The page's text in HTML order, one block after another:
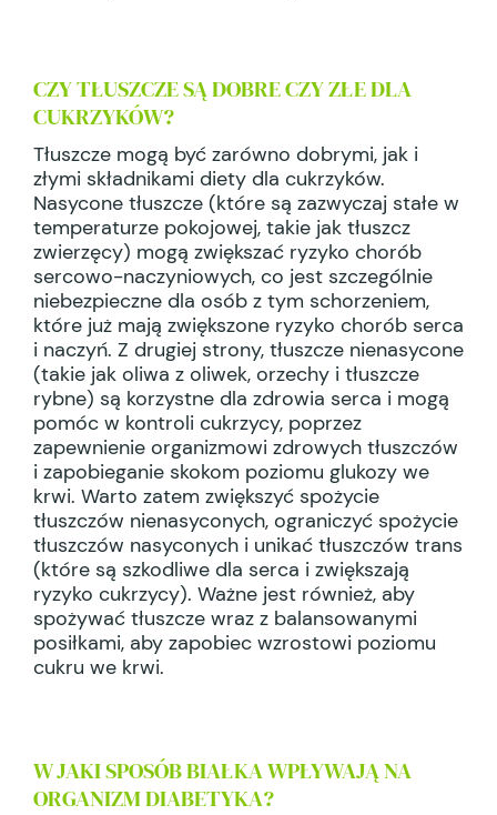
CZY TŁUSZCZE SĄ DOBRE CZY ZŁE DLA
CUKRZYKÓW?
Tłuszcze mogą być zarówno dobrymi, jak i
złymi składnikami diety dla cukrzyków.
Nasycone tłuszcze (które są zazwyczaj stałe w
temperaturze pokojowej, takie jak tłuszcz
zwierzęcy) mogą zwiększać ryzyko chorób
sercowo-naczyniowych, co jest szczególnie
niebezpieczne dla osób z tym schorzeniem,
które już mają zwiększone ryzyko chorób serca
i naczyń. Z drugiej strony, tłuszcze nienasycone
(takie jak oliwa z oliwek, orzechy i tłuszcze
rybne) są korzystne dla zdrowia serca i mogą
pomóc w kontroli cukrzycy, poprzez
zapewnienie organizmowi zdrowych tłuszczów
i zapobieganie skokom poziomu glukozy we
krwi. Warto zatem zwiększyć spożycie
tłuszczów nienasyconych, ograniczyć spożycie
tłuszczów nasyconych i unikać tłuszczów trans
(które są szkodliwe dla serca i zwiększają
ryzyko cukrzycy). Ważne jest również, aby
spożywać tłuszcze wraz z balansowanymi
posiłkami, aby zapobiec wzrostowi poziomu
cukru we krwi.
W JAKI SPOSÓB BIAŁKA WPŁYWAJĄ NA
ORGANIZM DIABETYKA?